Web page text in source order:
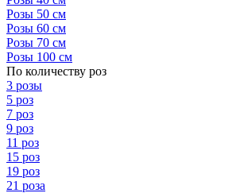
Розы 50 см
Розы 60 см
Розы 70 см
Розы 100 см
По количеству роз
3 розы
5 роз
7 роз
9 роз
11 роз
15 роз
19 роз
21 роза